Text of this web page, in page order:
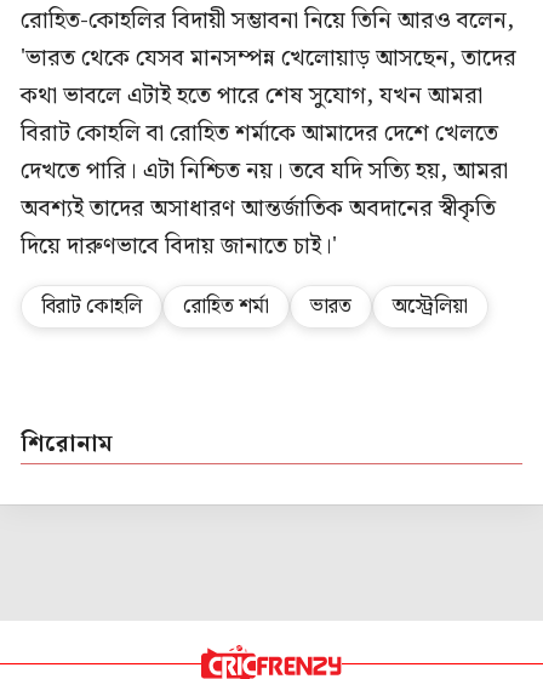
রোহিত-কোহলির বিদায়ী সম্ভাবনা নিয়ে তিনি আরও বলেন,
'ভারত থেকে যেসব মানসম্পন্ন খেলোয়াড় আসছেন, তাদের
কথা ভাবলে এটাই হতে পারে শেষ সুযোগ, যখন আমরা
বিরাট কোহলি বা রোহিত শর্মাকে আমাদের দেশে খেলতে
দেখতে পারি। এটা নিশ্চিত নয়। তবে যদি সত্যি হয়, আমরা
অবশ্যই তাদের অসাধারণ আন্তর্জাতিক অবদানের স্বীকৃতি
দিয়ে দারুণভাবে বিদায় জানাতে চাই।'
বিরাট কোহলি রোহিত শর্মা ভারত অস্ট্রেলিয়া
শিরোনাম